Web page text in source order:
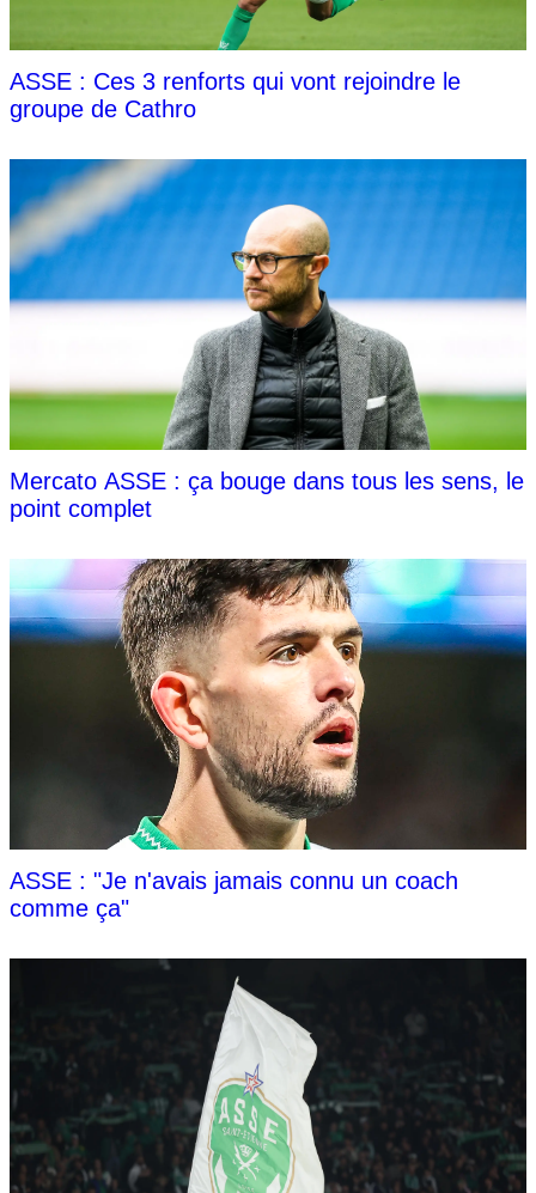
ASSE : Ces 3 renforts qui vont rejoindre le
groupe de Cathro
Mercato ASSE : ça bouge dans tous les sens, le
point complet
ASSE : "Je n'avais jamais connu un coach
comme ça"